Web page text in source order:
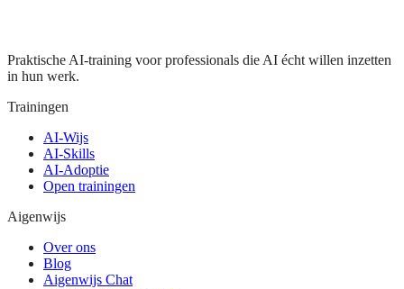
Praktische AI-training voor professionals die AI écht willen inzetten
in hun werk.
Trainingen
AI-Wijs
AI-Skills
AI-Adoptie
Open trainingen
Aigenwijs
Over ons
Blog
Aigenwijs Chat